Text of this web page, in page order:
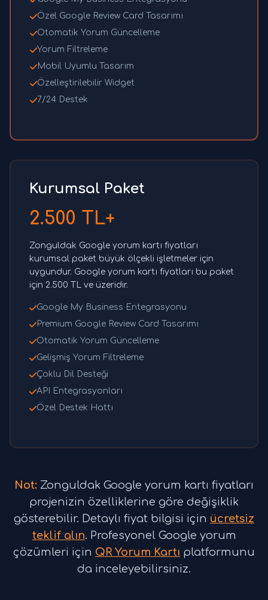
Özel Google Review Card Tasarımı
Otomatik Yorum Güncelleme
Yorum Filtreleme
Mobil Uyumlu Tasarım
Özelleştirilebilir Widget
7/24 Destek
Kurumsal Paket
2.500 TL+
Zonguldak Google yorum kartı fiyatları
kurumsal paket büyük ölçekli işletmeler için
uygundur. Google yorum kartı fiyatları bu paket
için 2.500 TL ve üzeridir.
Google My Business Entegrasyonu
Premium Google Review Card Tasarımı
Otomatik Yorum Güncelleme
Gelişmiş Yorum Filtreleme
Çoklu Dil Desteği
API Entegrasyonları
Özel Destek Hattı
Not: Zonguldak Google yorum kartı fiyatları
projenizin özelliklerine göre değişiklik
gösterebilir. Detaylı fiyat bilgisi için ücretsiz
teklif alın. Profesyonel Google yorum
çözümleri için QR Yorum Kartı platformunu
da inceleyebilirsiniz.